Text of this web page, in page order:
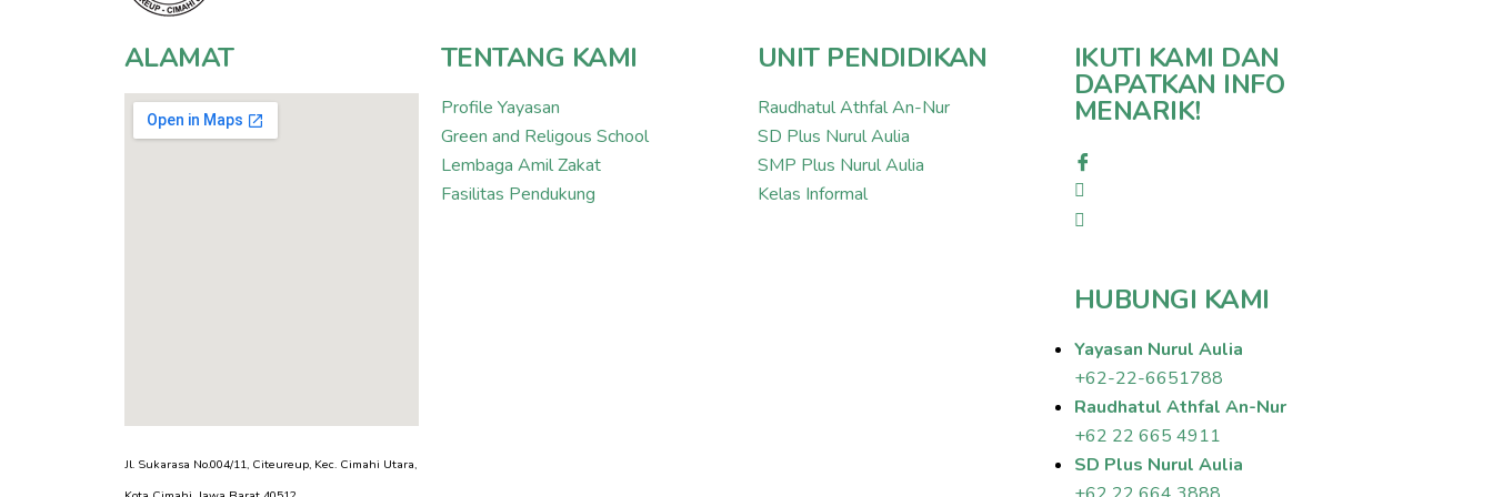
ALAMAT
Jl. Sukarasa No.004/11, Citeureup, Kec. Cimahi Utara,
TENTANG KAMI
Profile Yayasan
Green and Religous School
Lembaga Amil Zakat
Fasilitas Pendukung
UNIT PENDIDIKAN
Raudhatul Athfal An-Nur
SD Plus Nurul Aulia
SMP Plus Nurul Aulia
Kelas Informal
IKUTI KAMI DAN
DAPATKAN INFO
MENARIK!
HUBUNGI KAMI
Yayasan Nurul Aulia
+62-22-6651788
Raudhatul Athfal An-Nur
+62 22 665 4911
SD Plus Nurul Aulia